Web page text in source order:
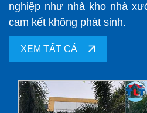
nghiệp như nhà kho nhà
cam kết không phát sinh.
XEM TẤT CẢ